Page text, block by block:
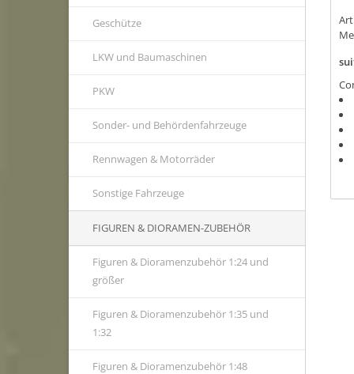
Geschütze
LKW und Baumaschinen
PKW
Sonder- und Behördenfahrzeuge
Rennwagen & Motorräder
Sonstige Fahrzeuge
FIGUREN & DIORAMEN-ZUBEHÖR
Figuren & Dioramenzubehör 1:24 und
größer
Figuren & Dioramenzubehör 1:35 und
1:32
Figuren & Dioramenzubehör 1:48